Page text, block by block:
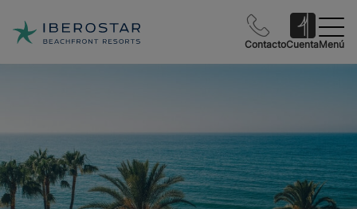
ContactoCuentaMenú